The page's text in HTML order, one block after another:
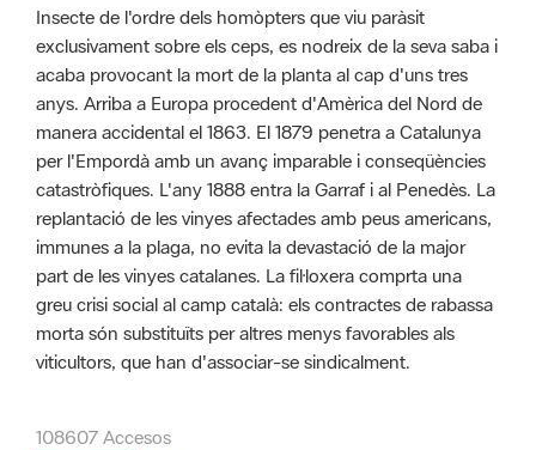
Insecte de l'ordre dels homòpters que viu paràsit
exclusivament sobre els ceps, es nodreix de la seva saba i
acaba provocant la mort de la planta al cap d'uns tres
anys. Arriba a Europa procedent d'Amèrica del Nord de
manera accidental el 1863. El 1879 penetra a Catalunya
per l'Empordà amb un avanç imparable i conseqüències
catastròfiques. L'any 1888 entra la Garraf i al Penedès. La
replantació de les vinyes afectades amb peus americans,
immunes a la plaga, no evita la devastació de la major
part de les vinyes catalanes. La fil·loxera comprta una
greu crisi social al camp català: els contractes de rabassa
morta són substituïts per altres menys favorables als
viticultors, que han d'associar-se sindicalment.
108607 Accesos